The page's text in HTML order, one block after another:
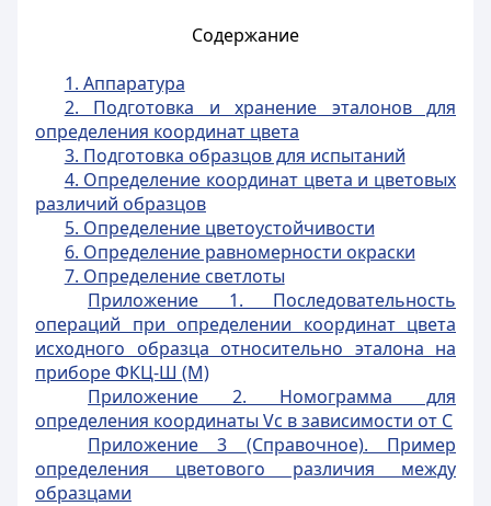
Содержание
1. Аппаратура
2. Подготовка и хранение эталонов для
определения координат цвета
3. Подготовка образцов для испытаний
4. Определение координат цвета и цветовых
различий образцов
5. Определение цветоустойчивости
6. Определение равномерности окраски
7. Определение светлоты
Приложение 1. Последовательность
операций при определении координат цвета
исходного образца относительно эталона на
приборе ФКЦ-Ш (М)
Приложение 2. Номограмма для
определения координаты Vc в зависимости от C
Приложение 3 (Справочное). Пример
определения цветового различия между
образцами